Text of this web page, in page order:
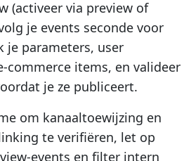
(activeer via preview of
je events seconde voor
je parameters, user
commerce items, en valideer
je ze publiceert.
om kanaaltoewijzing en
te verifiëren, let op
events en filter intern